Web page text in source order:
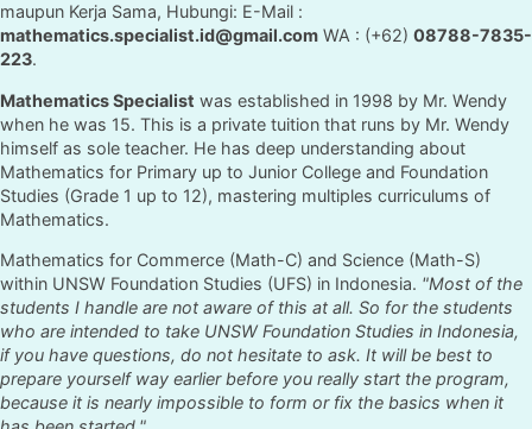
maupun Kerja Sama, Hubungi: E-Mail :
mathematics.specialist.id@gmail.com WA : (+62) 08788-7835-
223.
Mathematics Specialist was established in 1998 by Mr. Wendy
when he was 15. This is a private tuition that runs by Mr. Wendy
himself as sole teacher. He has deep understanding about
Mathematics for Primary up to Junior College and Foundation
Studies (Grade 1 up to 12), mastering multiples curriculums of
Mathematics.
Mathematics for Commerce (Math-C) and Science (Math-S)
within UNSW Foundation Studies (UFS) in Indonesia. "Most of the
students I handle are not aware of this at all. So for the students
who are intended to take UNSW Foundation Studies in Indonesia,
if you have questions, do not hesitate to ask. It will be best to
prepare yourself way earlier before you really start the program,
because it is nearly impossible to form or fix the basics when it